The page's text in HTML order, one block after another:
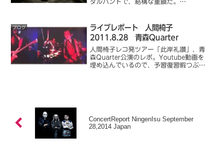
タルバンドで、結構な重鎮だ。
われたりする。私もスラッシュメタルに
は目がないので、...
ブログ
ライブレポート 人間椅子
2011.8.28 青森Quarter
人間椅子レコ発ツアー「此岸礼讃」、青
森Quarter公演のレポ。Youtube動画を
埋め込んでいるので、予習復習暇つぶ
ConcertReport NingenIsu September
28,2014 Japan